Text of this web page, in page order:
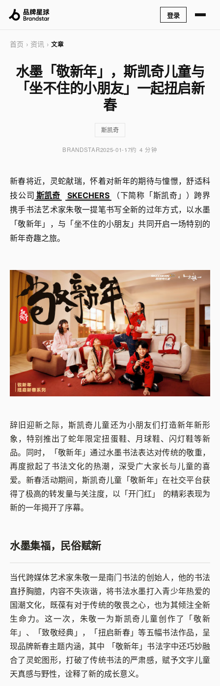
登录
首页 › 资讯 › 文章
水墨「敬新年」，斯凯奇儿童与
「坐不住的小朋友」一起扭启新
春
斯凯奇
BRANDSTAR2025-01-17约 4 分钟
新春将近，灵蛇献瑞，怀着对新年的期待与憧憬，舒适科
技公司 斯凯奇 SKECHERS
（下简称「斯凯奇」）跨界
携手书法艺术家朱敬一提笔书写全新的过年方式，以水墨
「敬新年」，与「坐不住的小朋友」共同开启一场特别的
新年奇趣之旅。
辞旧迎新之际，斯凯奇儿童还为小朋友们打造新年新形
象，特别推出了蛇年限定扭蛋鞋、月球鞋、闪灯鞋等新
品。同时，「敬新年」通过水墨书法表达对传统的敬重，
再度掀起了书法文化的热潮，深受广大家长与儿童的喜
爱。新春活动期间，斯凯奇儿童「敬新年」在社交平台获
得了极高的转发量与关注度，以「开门红」 的精彩表现为
新的一年揭开了序幕。
水墨集福，民俗赋新
当代跨媒体艺术家朱敬一是南门书法的创始人，他的书法
直抒胸臆，内容不失诙谐，将书法水墨打入青少年热爱的
国潮文化，既葆有对于传统的敬畏之心，也为其倾注全新
生命力。这一次，朱敬一为斯凯奇儿童创作了「敬新
年」、「致敬经典」，「扭启新春」等五幅书法作品，呈
现品牌新春主题内涵，其中 「敬新年」书法字中还巧妙融
合了灵蛇图形，打破了传统书法的严肃感，赋予文字儿童
天真感与野性，诠释了新的成长意义。